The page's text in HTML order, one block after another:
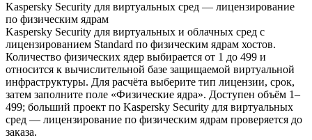
Kaspersky Security для виртуальных сред — лицензирование
по физическим ядрам
Kaspersky Security для виртуальных и облачных сред с
лицензированием Standard по физическим ядрам хостов.
Количество физических ядер выбирается от 1 до 499 и
относится к вычислительной базе защищаемой виртуальной
инфраструктуры. Для расчёта выберите тип лицензии, срок,
затем заполните поле «Физические ядра». Доступен объём 1–
499; больший проект по Kaspersky Security для виртуальных
сред — лицензирование по физическим ядрам проверяется до
заказа.